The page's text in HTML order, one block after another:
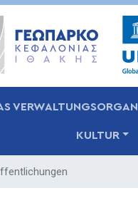
VERWALTUNGSORGAN
KULTUR